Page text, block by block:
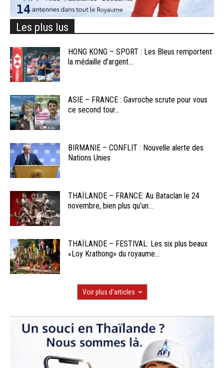
Les plus lus
HONG KONG – SPORT : Les Bleus remportent
la médaille d’argent...
ASIE – FRANCE : Gavroche scrute pour vous
ce second tour...
BIRMANIE – CONFLIT : Nouvelle alerte des
Nations Unies
THAÏLANDE – FRANCE: Au Bataclan le 24
novembre, bien plus qu’un...
THAÏLANDE – FESTIVAL: Les six plus beaux
«Loy Krathong» du royaume...
Voir plus d'articles